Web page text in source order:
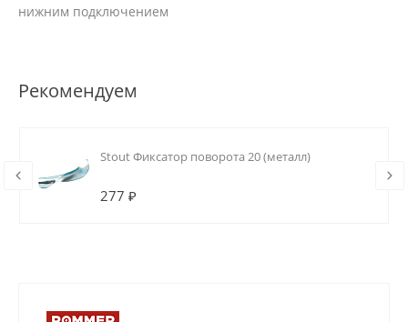
нижним подключением
Рекомендуем
Stout Фиксатор поворота 20 (металл)
277 ₽